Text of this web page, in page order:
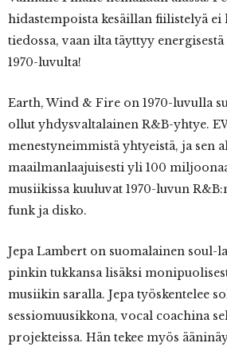
hidastempoista kesäillan fiilistelyä ei
tiedossa, vaan ilta täyttyy
1970-luvulta!
Earth, Wind & Fire on 1970-luvulla
ollut yhdysvaltalainen R&B-yhtye.
menestyneimmistä yhtyeistä, ja sen
maailmanlaajuisesti yli 100
musiikissa kuuluvat 1970-luvun
funk ja disko.
Jepa Lambert on suomalainen soul-
pinkin tukkansa lisäksi
musiikin saralla. Jepa työskentelee
sessiomuusikkona, vocal coachina
projekteissa. Hän tekee myös